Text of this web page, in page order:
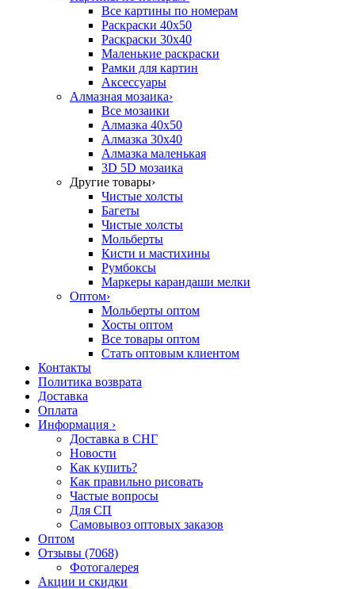
Все картины по номерам
Раскраски 40х50
Раскраски 30х40
Маленькие раскраски
Рамки для картин
Аксессуары
Алмазная мозаика›
Все мозаики
Алмазка 40х50
Алмазка 30х40
Алмазка маленькая
3D 5D мозаика
Другие товары›
Чистые холсты
Багеты
Чистые холсты
Мольберты
Кисти и мастихины
Румбоксы
Маркеры карандаши мелки
Оптом›
Мольберты оптом
Хосты оптом
Все товары оптом
Стать оптовым клиентом
Контакты
Политика возврата
Доставка
Оплата
Информация ›
Доставка в СНГ
Новости
Как купить?
Как правильно рисовать
Частые вопросы
Для СП
Самовывоз оптовых заказов
Оптом
Отзывы (7068)
Фотогалерея
Акции и скидки